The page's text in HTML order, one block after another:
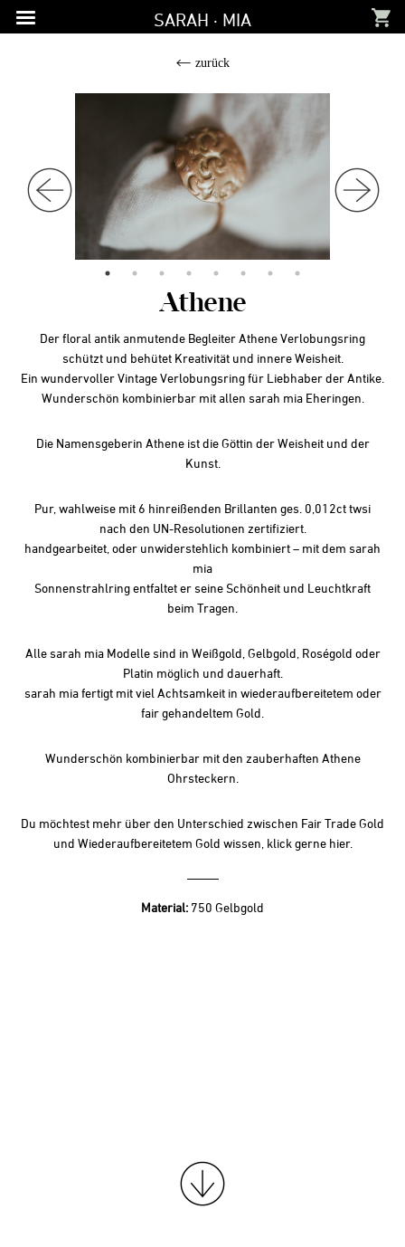
Zur
Hauptnavigation
Zum
Inhalt
Zur
Fußzeile
SARAH · MIA
zurück
Athene
Der floral antik anmutende Begleiter Athene Verlobungsring
schützt und behütet Kreativität und innere Weisheit.
Ein wundervoller Vintage Verlobungsring für Liebhaber der Antike.
Wunderschön kombinierbar mit allen sarah mia Eheringen.
Die Namensgeberin Athene ist die Göttin der Weisheit und der
Kunst.
Pur, wahlweise mit 6 hinreißenden Brillanten ges. 0,012ct twsi
nach den UN-Resolutionen zertifiziert.
handgearbeitet, oder unwiderstehlich kombiniert – mit dem sarah
mia
Sonnenstrahlring entfaltet er seine Schönheit und Leuchtkraft
beim Tragen.
Alle sarah mia Modelle sind in Weißgold, Gelbgold, Roségold oder
Platin möglich und dauerhaft.
sarah mia fertigt mit viel Achtsamkeit in wiederaufbereitetem oder
fair gehandeltem Gold.
Wunderschön kombinierbar mit den zauberhaften Athene
Ohrsteckern.
Du möchtest mehr über den Unterschied zwischen Fair Trade Gold
und Wiederaufbereitetem Gold wissen, klick gernehier.
Material: 750 Gelbgold